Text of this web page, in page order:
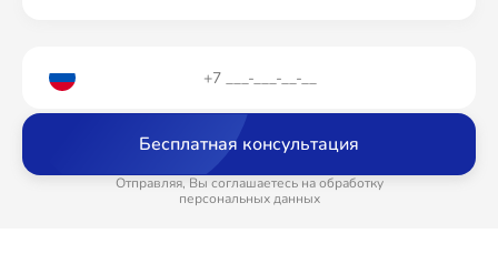
Бесплатная консультация
Отправляя, Вы соглашаетесь на обработку
персональных данных